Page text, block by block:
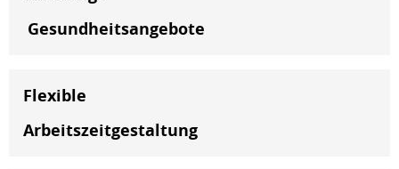
Gesundheitsangebote
Flexible
Arbeitszeitgestaltung